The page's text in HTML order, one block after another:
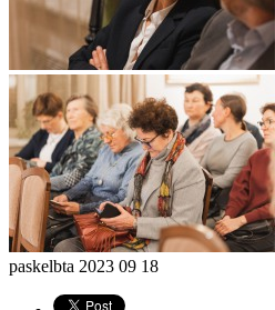
paskelbta 2023 09 18